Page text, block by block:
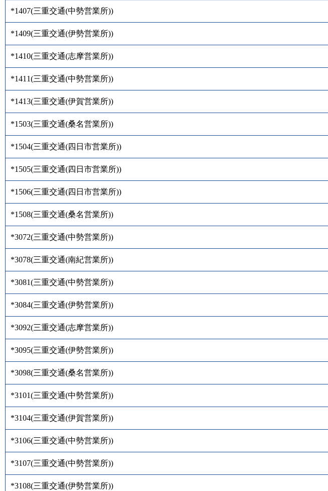
*1407(三重交通(中勢営業所))
*1409(三重交通(伊勢営業所))
*1410(三重交通(志摩営業所))
*1411(三重交通(中勢営業所))
*1413(三重交通(伊賀営業所))
*1503(三重交通(桑名営業所))
*1504(三重交通(四日市営業所))
*1505(三重交通(四日市営業所))
*1506(三重交通(四日市営業所))
*1508(三重交通(桑名営業所))
*3072(三重交通(中勢営業所))
*3078(三重交通(南紀営業所))
*3081(三重交通(中勢営業所))
*3084(三重交通(伊勢営業所))
*3092(三重交通(志摩営業所))
*3095(三重交通(伊勢営業所))
*3098(三重交通(桑名営業所))
*3101(三重交通(中勢営業所))
*3104(三重交通(伊賀営業所))
*3106(三重交通(中勢営業所))
*3107(三重交通(中勢営業所))
*3108(三重交通(伊勢営業所))